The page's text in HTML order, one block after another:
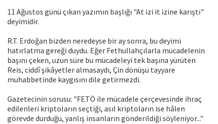
11 Ağustos günü çıkan yazımın başlığı "At izi it izine karıştı"
deyimidir.
R.T. Erdoğan bizden neredeyse bir ay sonra, bu deyimi
hatırlatma gereği duydu. Eğer Fethullahçılarla mücadelenin
başını çeken, uzun süre bu mücadeleyi tek başına yürüten
Reis, ciddî şikâyetler almasaydı, Çin dönüşü tayyare
muhabbetinde kaygısını dile getirmezdi.
Gazetecinin sorusu: "FETÖ ile mücadele çerçevesinde ihraç
edilenleri kriptoların seçtiği, asıl kriptoların ise hâlen
görevde durduğu, yanlış insanların gönderildiği söyleniyor..."